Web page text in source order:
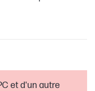
et d'un autre